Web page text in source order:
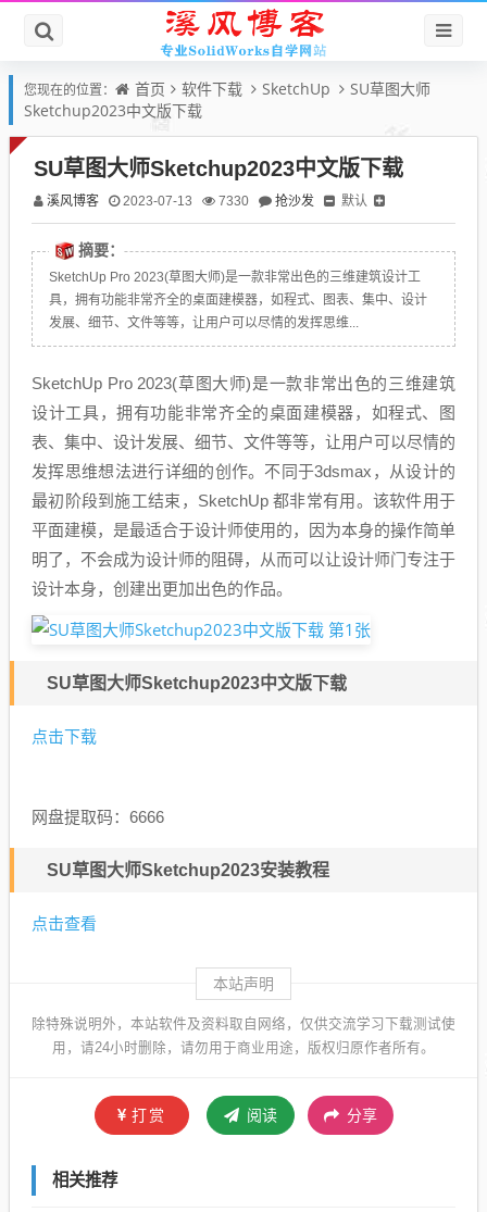
您现在的位置： 首页 软件下载 SketchUp
SU草图大师
Sketchup2023中文版下载
SU草图大师Sketchup2023中文版下载
溪风博客 2023-07-13 7330 抢沙发 默认
摘要：
SketchUp Pro 2023(草图大师)是一款非常出色的三维建筑设计工
具，拥有功能非常齐全的桌面建模器，如程式、图表、集中、设计
发展、细节、文件等等，让用户可以尽情的发挥思维...
SketchUp Pro 2023(草图大师)是一款非常出色的三维建筑
设计工具，拥有功能非常齐全的桌面建模器，如程式、图
表、集中、设计发展、细节、文件等等，让用户可以尽情的
发挥思维想法进行详细的创作。不同于3dsmax，从设计的
最初阶段到施工结束，SketchUp 都非常有用。该软件用于
平面建模，是最适合于设计师使用的，因为本身的操作简单
明了，不会成为设计师的阻碍，从而可以让设计师门专注于
设计本身，创建出更加出色的作品。
SU草图大师Sketchup2023中文版下载
点击下载
网盘提取码：6666
SU草图大师Sketchup2023安装教程
点击查看
本站声明
除特殊说明外，本站软件及资料取自网络，仅供交流学习下载测试使
用，请24小时删除，请勿用于商业用途，版权归原作者所有。
打赏 阅读 分享
相关推荐